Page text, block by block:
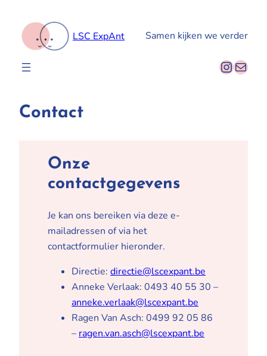
LSC ExpAnt Samen kijken we verder
E-mail
Contact
Onze
contactgegevens
Je kan ons bereiken via deze e-
mailadressen of via het
contactformulier hieronder.
Directie: directie@lscexpant.be
Anneke Verlaak: 0493 40 55 30 –
anneke.verlaak@lscexpant.be
Ragen Van Asch: 0499 92 05 86
– ragen.van.asch@lscexpant.be